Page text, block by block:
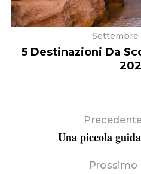
Settembre
5 Destinazioni Da
Una piccola
Prossimo